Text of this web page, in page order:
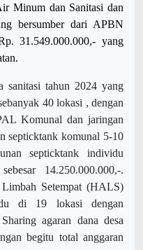
Minum dan Sanitasi dan
bersumber dari APBN
31.549.000.000,- yang
sanitasi tahun 2024 yang
40 lokasi , dengan
Komunal dan jaringan
septicktank komunal 5-10
septicktank individu
14.250.000.000,-.
Setempat (HALS)
di 19 lokasi dengan
agaran dana desa
begitu total anggaran